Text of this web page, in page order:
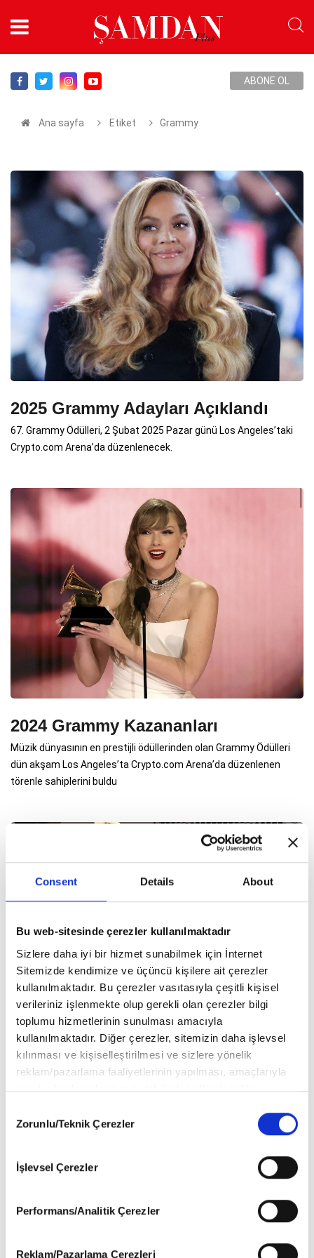
Consent Details About
Bu web-sitesinde çerezler kullanılmaktadır
Sizlere daha iyi bir hizmet sunabilmek için İnternet
Sitemizde kendimize ve üçüncü kişilere ait çerezler
kullanılmaktadır. Bu çerezler vasıtasıyla çeşitli kişisel
verileriniz işlenmekte olup gerekli olan çerezler bilgi
toplumu hizmetlerinin sunulması amacıyla
kullanılmaktadır. Diğer çerezler, sitemizin daha işlevsel
kılınması ve kişiselleştirilmesi ve sizlere yönelik
reklam/pazarlama faaliyetlerinin yapılması, amaçlarıyla
sınırlı olarak açık rızanız dahilinde kullanılacaktır.
vasıtasıyla belirleyebilirsiniz. Çerezlere ilişkin detaylı bilgi
Çerez Bilgilendirme
6698 sayılı Kişisel Verilerin Korunması Kanunu uyarınca
okumak ve sitemizi ziyaretiniz kapsamında
gerçekleştirilen veri işleme faaliyetleri ile ilgili daha
Selection
Zorunlu/Teknik Çerezler
İşlevsel Çerezler
Performans/Analitik Çerezler
Reklam/Pazarlama Çerezleri
ABONE OL
Ana sayfa Etiket Grammy
2025 Grammy Adayları Açıklandı
67. Grammy Ödülleri, 2 Şubat 2025 Pazar günü Los Angeles’taki
Crypto.com Arena’da düzenlenecek.
2024 Grammy Kazananları
Müzik dünyasının en prestijli ödüllerinden olan Grammy Ödülleri
dün akşam Los Angeles’ta Crypto.com Arena’da düzenlenen
törenle sahiplerini buldu
2024 Grammy Ödülleri Kırmızı Halı